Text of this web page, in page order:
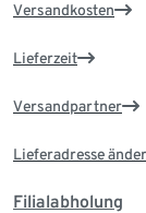
Versandkosten
Lieferzeit
Versandpartner
Lieferadresse
Filialabholung